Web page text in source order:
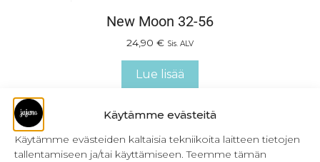
Käytämme evästeitä
Käytämme evästeiden kaltaisia tekniikoita laitteen tietojen
tallentamiseen ja/tai käyttämiseen. Teemme tämän
New Moon 32-56
24,90 € Sis. ALV
Lue lisää